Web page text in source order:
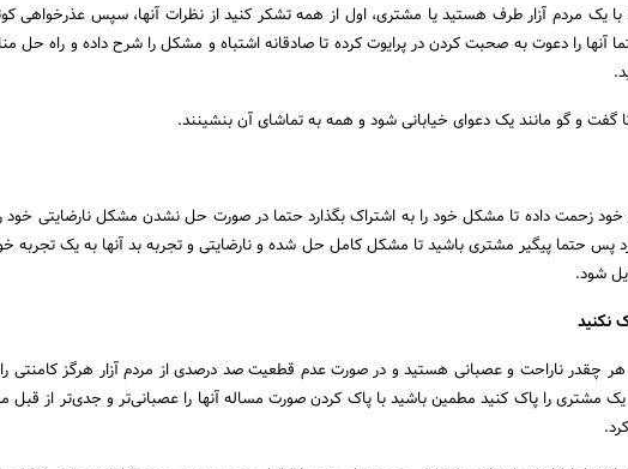
با یک مردم آزار طرف هستید یا مشتری، اول از همه تشکر کنید از نظرات آنها، سپس عذرخواهی
آنها را دعوت به صحبت کردن در پرایوت کرده تا صادقانه اشتباه و مشکل را شرح داده و راه حل
گفت و گو مانند یک دعوای خیابانی شود و همه به تماشای آن بنشینند.
خود زحمت داده تا مشکل خود را به اشتراک بگذارد حتما در صورت حل نشدن مشکل نارضایتی خود
پس حتما پیگیر مشتری باشید تا مشکل کامل حل شده و نارضایتی و تجربه بد آنها به یک تجربه
شود.
نکنید
هر چقدر ناراحت و عصبانی هستید و در صورت عدم قطعیت صد درصدی از مردم آزار هرگز کامنتی
مشتری را پاک کنید مطمین باشید با پاک کردن صورت مساله آنها را عصبانی‌تر و جدی‌تر از قبل